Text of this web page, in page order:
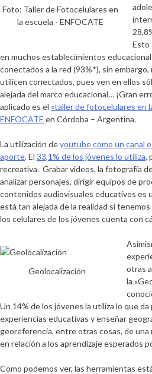
Foto: Taller de Fotocelulares en
la escuela - ENFOCATE
Esto
en muchos establecimientos
conectados a la red (93%*), sin embargo,
utilicen conectados, pues ven en ellos
alejada del marco educacional… ¡Gran
aplicado es el «taller de fotocelulares en
ENFOCATE en Córdoba – Argentina.
La utilización deyoutube como un canal
aporte. El 33,1% de los jóvenes lo utiliza,
recreativa. Grabar videos, la fotografía
analizar personajes, dirigir equipos de
contenidos audiovisuales educativos es
está tan alejada de la realidad si tenemos
los celulares de los jóvenes cuenta con
Geolocalización
otras
la
Un 14% de los jóvenes la utiliza lo que da
experiencias educativas yenseñar
georeferencia, entre otras cosas, de una
en relación a los aprendizaje esperados
Como podemos ver, las herramientas